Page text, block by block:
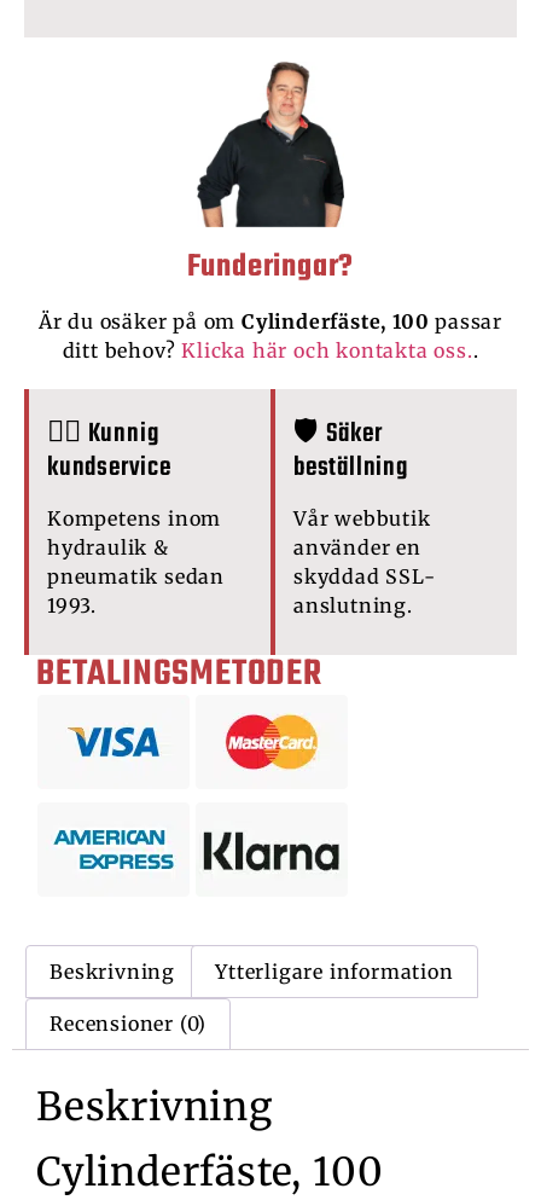
Funderingar?
Är du osäker på om Cylinderfäste, 100passar
ditt behov?Klicka här och kontakta oss..
🙋‍♂️ Kunnig
kundservice
Kompetens inom
hydraulik &
pneumatik sedan
1993.
🛡️ Säker
beställning
Vår webbutik
använder en
skyddad SSL-
anslutning.
BETALINGSMETODER
Beskrivning Ytterligare information
Recensioner (0)
Beskrivning
Cylinderfäste, 100